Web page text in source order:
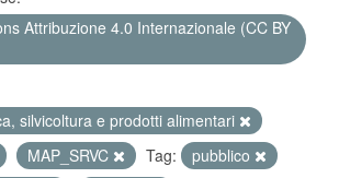
Attribuzione 4.0 Internazionale (CC BY
silvicoltura e prodotti alimentari
MAP_SRVC Tag:
pubblico